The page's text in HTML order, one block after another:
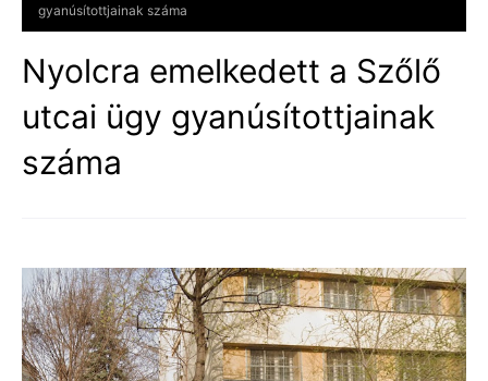
gyanúsítottjainak száma
Nyolcra emelkedett a Szőlő
utcai ügy gyanúsítottjainak
száma